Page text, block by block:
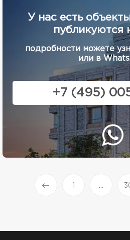
У нас есть
публикуются
подробности можете
или в
+7 (495)